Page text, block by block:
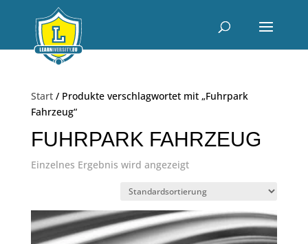
Start/ Produkte verschlagwortet mit „Fuhrpark
Fahrzeug“
FUHRPARK FAHRZEUG
Einzelnes Ergebnis wird angezeigt